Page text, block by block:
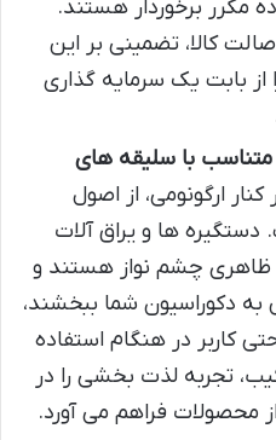
مکرر برخوردار هستند.
کالا، تضمینی بر این
بابت یک سرمایه گذاری
متناسب با سلیقه های
ارگونومی، از اصول
ها و یراق آلات
ظاهری چشم نواز هستند و
دکوراسیون شما ببخشند،
کاربر در هنگام استفاده
تجربه لذت بخشی را در
محصولات فراهم می آورد.